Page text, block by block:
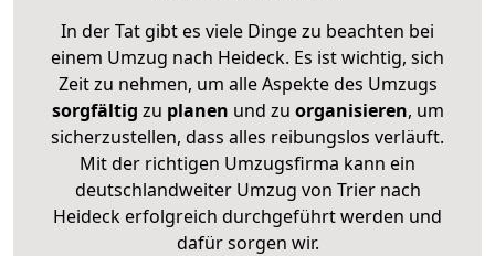
In der Tat gibt es viele Dinge zu beachten bei
einem Umzug nach Heideck. Es ist wichtig, sich
Zeit zu nehmen, um alle Aspekte des Umzugs
sorgfältig zu planen und zu organisieren, um
sicherzustellen, dass alles reibungslos verläuft.
Mit der richtigen Umzugsfirma kann ein
deutschlandweiter Umzug von Trier nach
Heideck erfolgreich durchgeführt werden und
dafür sorgen wir.